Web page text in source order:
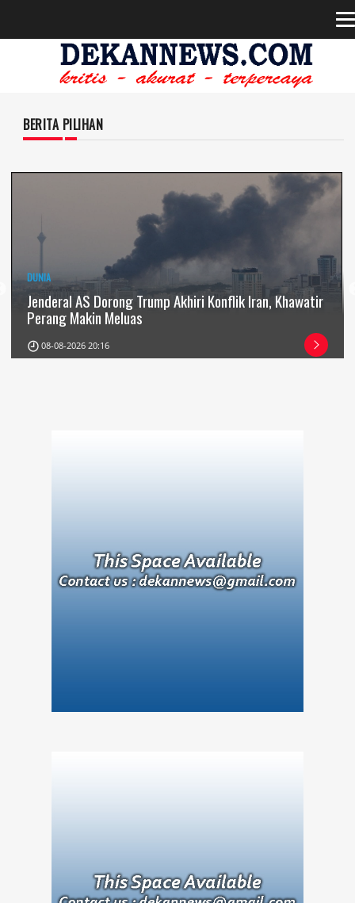
BERITA PILIHAN
DAERAH
Target 150 Ribu Siswa, Sekolah Rakyat Didorong
Jangkau Anak dari Keluarga Prasejahtera